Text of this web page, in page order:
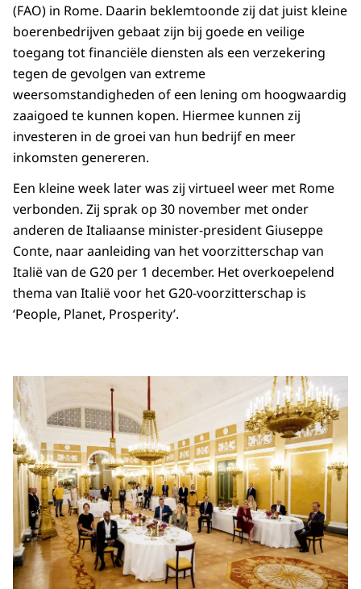
(FAO) in Rome. Daarin beklemtoonde zij dat juist kleine
boerenbedrijven gebaat zijn bij goede en veilige
toegang tot financiële diensten als een verzekering
tegen de gevolgen van extreme
weersomstandigheden of een lening om hoogwaardig
zaaigoed te kunnen kopen. Hiermee kunnen zij
investeren in de groei van hun bedrijf en meer
inkomsten genereren.
Een kleine week later was zij virtueel weer met Rome
verbonden. Zij sprak op 30 november met onder
anderen de Italiaanse minister-president Giuseppe
Conte, naar aanleiding van het voorzitterschap van
Italië van de G20 per 1 december. Het overkoepelend
thema van Italië voor het G20-voorzitterschap is
‘People, Planet, Prosperity’.